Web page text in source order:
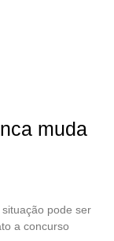
muda
pode ser
a concurso